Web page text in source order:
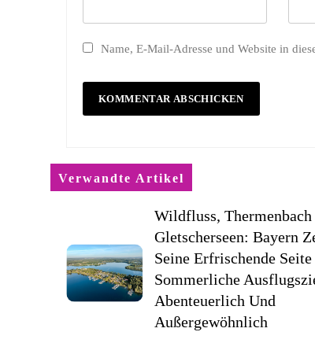
Name, E-Mail-Adresse und Website in
Verwandte Artikel
Wildfluss, Thermenbach
Gletscherseen: Bayern
Seine Erfrischende
Sommerliche
Abenteuerlich Und
Außergewöhnlich